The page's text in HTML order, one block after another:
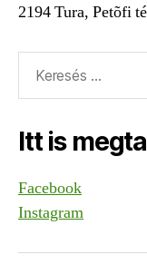
2194 Tura, Petõfi
Itt is
Facebook
Instagram